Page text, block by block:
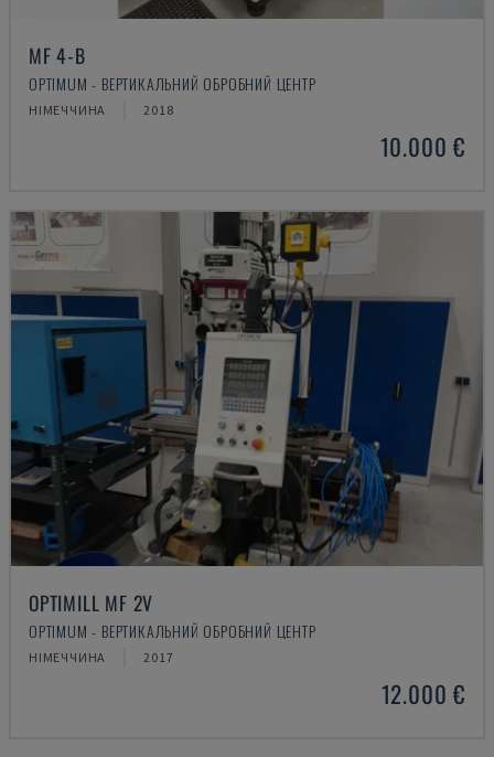
MF 4-B
OPTIMUM - ВЕРТИКАЛЬНИЙ ОБРОБНИЙ ЦЕНТР
НІМЕЧЧИНА 2018
10.000 €
OPTIMILL MF 2V
OPTIMUM - ВЕРТИКАЛЬНИЙ ОБРОБНИЙ ЦЕНТР
НІМЕЧЧИНА 2017
12.000 €